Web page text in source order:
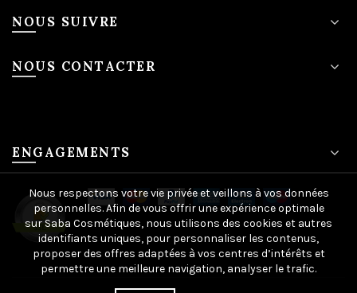
NOUS SUIVRE
NOUS CONTACTER
ENGAGEMENTS
Nous respectons votre vie privée et veillons à vos données
personnelles. Afin de vous offrir une expérience optimale
sur Saba Cosmétiques, nous utilisons des cookies et autres
identifiants uniques, pour personnaliser les contenus,
proposer des offres adaptées à vos centres d’intérêts et
permettre une meilleure navigation, analyser le trafic.